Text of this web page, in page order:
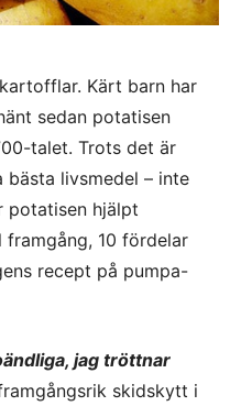
Kärt barn har
sedan potatisen
talet. Trots det är
livsmedel – inte
potatisen hjälpt
10 fördelar
recept på pumpa-
jag tröttnar
skidskytt i